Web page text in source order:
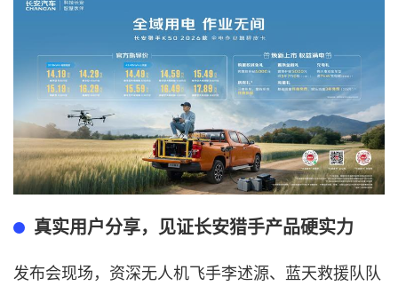
真实用户分享，见证长安猎手产品硬实力
发布会现场，资深无人机飞手李述源、蓝天救援队队